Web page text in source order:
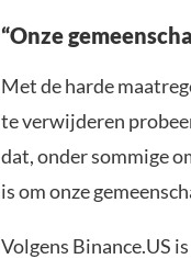
“Onze
Met de harde
te verwijderen
dat, onder sommige
is om onze
Volgens Binance.US